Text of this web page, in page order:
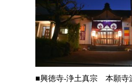
■興徳寺-浄土真宗 本願寺